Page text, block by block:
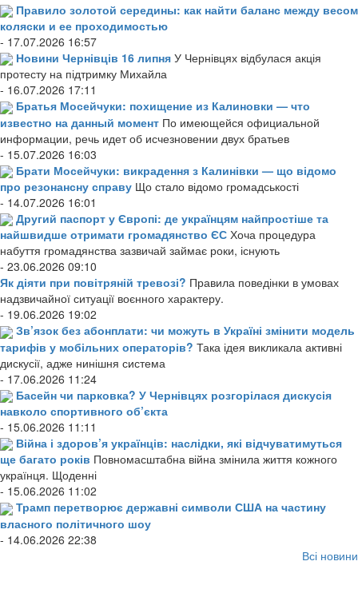
Правило золотой середины: как найти баланс между весом
коляски и ее проходимостью
- 17.07.2026 16:57
Новини Чернівців 16 липня У Чернівцях відбулася акція
протесту на підтримку Михайла
- 16.07.2026 17:11
Братья Мосейчуки: похищение из Калиновки — что
известно на данный момент По имеющейся официальной
информации, речь идет об исчезновении двух братьев
- 15.07.2026 16:03
Брати Мосейчуки: викрадення з Калинівки — що відомо
про резонансну справу Що стало відомо громадськості
- 14.07.2026 16:01
Другий паспорт у Європі: де українцям найпростіше та
найшвидше отримати громадянство ЄС Хоча процедура
набуття громадянства зазвичай займає роки, існують
- 23.06.2026 09:10
Як діяти при повітряній тревозі? Правила поведінки в умовах
надзвичайної ситуації воєнного характеру.
- 19.06.2026 19:02
Зв’язок без абонплати: чи можуть в Україні змінити модель
тарифів у мобільних операторів? Така ідея викликала активні
дискусії, адже нинішня система
- 17.06.2026 11:24
Басейн чи парковка? У Чернівцях розгорілася дискусія
навколо спортивного об’єкта
- 15.06.2026 11:11
Війна і здоров’я українців: наслідки, які відчуватимуться
ще багато років Повномасштабна війна змінила життя кожного
українця. Щоденні
- 15.06.2026 11:02
Трамп перетворює державні символи США на частину
власного політичного шоу
- 14.06.2026 22:38
Всі новини